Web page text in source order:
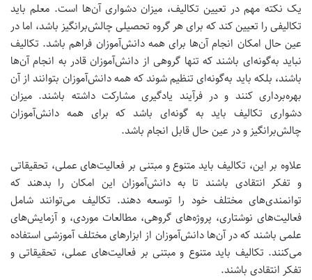
یک نکته مهم در تعیین تکالیف، میزان دشواری آن‌ها است. معلم باید
تکالیفی را تعیین کند که برای هر گروه تحصیلی چالش‌برانگیز باشد، اما در
عین حال امکان انجام آن‌ها برای همه دانش‌آموزان فراهم باشد. تکالیف
نباید به‌گونه‌ای باشند که تنها گروهی از دانش‌آموزان قادر به انجام آن‌ها
باشند، بلکه باید به‌گونه‌ای تنظیم شوند که همه دانش‌آموزان بتوانند از آن
بهره‌برداری کنند و در فرآیند یادگیری مشارکت داشته باشند. میزان
دشواری تکالیف باید به گونه‌ای باشد که برای همه دانش‌آموزان
چالش‌برانگیز و در عین حال قابل انجام باشد.
علاوه بر این، تکالیف باید متنوع و مبتنی بر فعالیت‌های عملی، تحقیقاتی
و تفکر انتقادی باشند تا به دانش‌آموزان این امکان را بدهند که
توانمندی‌های مختلف خود را توسعه دهند. تکالیف می‌توانند شامل
فعالیت‌های نوشتاری، پروژه‌های گروهی، مطالعات موردی، و آزمایش‌های
علمی باشند که در آن‌ها دانش‌آموزان از ابزارهای مختلف آموزشی استفاده
می‌کنند. تکالیف باید متنوع و مبتنی بر فعالیت‌های عملی، تحقیقاتی و
تفکر انتقادی باشند.